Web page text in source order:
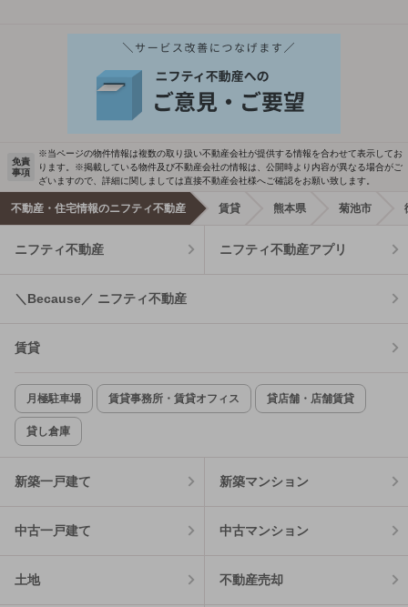
免責
事項
※当ページの物件情報は複数の取り扱い不動産会社が提供する情報を合わせて表示してお
ります。※掲載している物件及び不動産会社の情報は、公開時より内容が異なる場合がご
ざいますので、詳細に関しましては直接不動産会社様へご確認をお願い致します。
不動産・住宅情報のニフティ不動産 賃貸 熊本県 菊池市
ニフティ不動産 ニフティ不動産アプリ
＼Because／ ニフティ不動産
賃貸
月極駐車場 賃貸事務所・賃貸オフィス 貸店舗・店舗賃貸
貸し倉庫
新築一戸建て 新築マンション
中古一戸建て 中古マンション
土地 不動産売却